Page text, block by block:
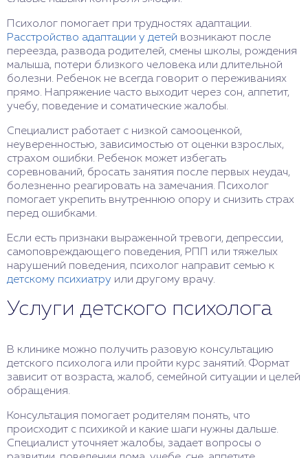
Психолог помогает при трудностях адаптации.
Расстройство адаптации у детей возникают после
переезда, развода родителей, смены школы, рождения
малыша, потери близкого человека или длительной
болезни. Ребенок не всегда говорит о переживаниях
прямо. Напряжение часто выходит через сон, аппетит,
учебу, поведение и соматические жалобы.
Специалист работает с низкой самооценкой,
неуверенностью, зависимостью от оценки взрослых,
страхом ошибки. Ребенок может избегать
соревнований, бросать занятия после первых неудач,
болезненно реагировать на замечания. Психолог
помогает укрепить внутреннюю опору и снизить страх
перед ошибками.
Если есть признаки выраженной тревоги, депрессии,
самоповреждающего поведения, РПП или тяжелых
нарушений поведения, психолог направит семью к
детскому психиатру или другому врачу.
Услуги детского психолога
В клинике можно получить разовую консультацию
детского психолога или пройти курс занятий. Формат
зависит от возраста, жалоб, семейной ситуации и целей
обращения.
Консультация помогает родителям понять, что
происходит с психикой и какие шаги нужны дальше.
Специалист уточняет жалобы, задает вопросы о